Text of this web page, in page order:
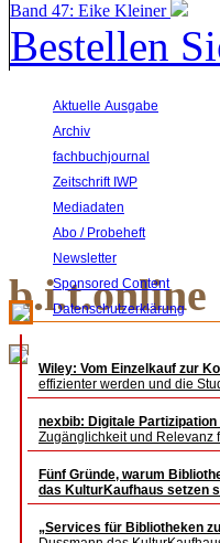
Band 47: Eike Kleiner
Bestellen
Aktuelle Ausgabe
Archiv
fachbuchjournal
Zeitschrift IWP
Mediadaten
Abo / Probeheft
Newsletter
Sponsored Content
Datenschutzerklärung
Wiley: Vom Einzelkauf zur
effizienter werden und die
nexbib: Digitale
Zugänglichkeit und Relevanz
Fünf Gründe, warum
das KulturKaufhaus setzen
„Services für Bibliotheken
b.i.t.online